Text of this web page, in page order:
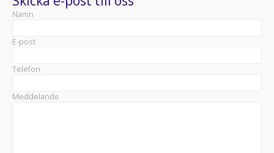
Namn
E-post
Telefon
Meddelande